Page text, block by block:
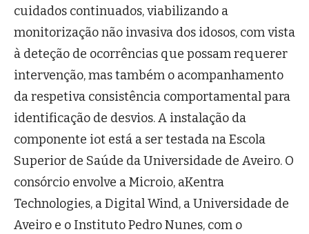
cuidados continuados, viabilizando a
monitorização não invasiva dos idosos, com vista
à deteção de ocorrências que possam requerer
intervenção, mas também o acompanhamento
da respetiva consistência comportamental para
identificação de desvios. A instalação da
componente iot está a ser testada na Escola
Superior de Saúde da Universidade de Aveiro. O
consórcio envolve a Microio, aKentra
Technologies, a Digital Wind, a Universidade de
Aveiro e o Instituto Pedro Nunes, com o